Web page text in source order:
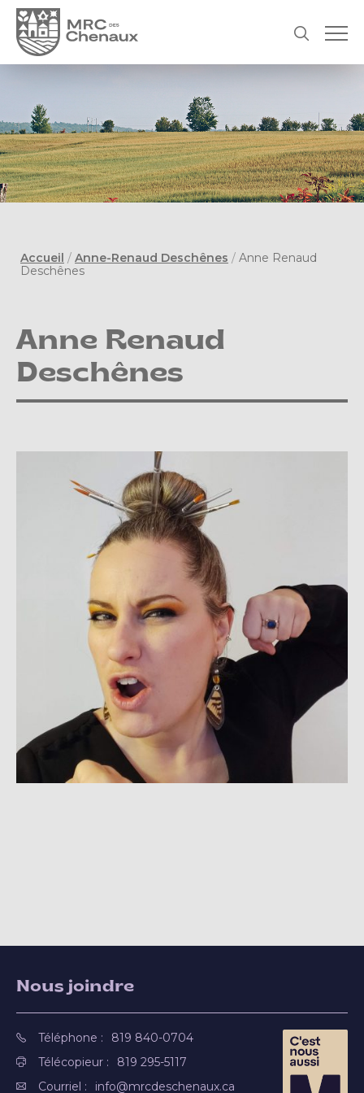
Accueil / Anne-Renaud Deschênes / Anne Renaud
Deschênes
Anne Renaud
Deschênes
Nous joindre
Téléphone :
819 840-0704
Télécopieur :
819 295-5117
Courriel :
info@mrcdeschenaux.ca